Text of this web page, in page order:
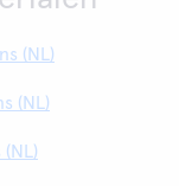
(NL)
(NL)